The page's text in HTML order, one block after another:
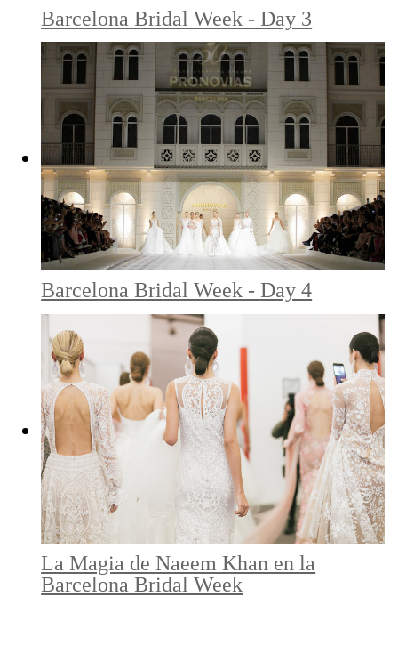
Barcelona Bridal Week - Day 3
Barcelona Bridal Week - Day 4
La Magia de Naeem Khan en la
Barcelona Bridal Week